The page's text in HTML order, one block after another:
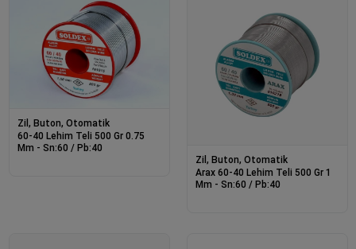
Zil, Buton, Otomatik
60-40 Lehim Teli 500 Gr 0.75
Mm - Sn:60 / Pb:40
Zil, Buton, Otomatik
Arax 60-40 Lehim Teli 500 Gr 1
Mm - Sn:60 / Pb:40